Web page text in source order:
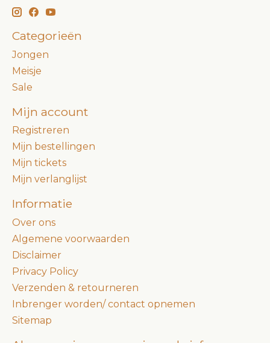
Categorieën
Jongen
Meisje
Sale
Mijn account
Registreren
Mijn bestellingen
Mijn tickets
Mijn verlanglijst
Informatie
Over ons
Algemene voorwaarden
Disclaimer
Privacy Policy
Verzenden & retourneren
Inbrenger worden/ contact opnemen
Sitemap